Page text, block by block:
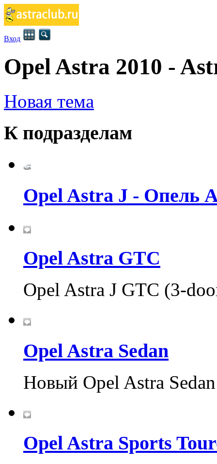
Вход
Opel Astra 2010 -
Новая тема
К подразделам
Opel Astra J - Опель
Opel Astra GTC
Opel Astra J GTC (3-
Opel Astra Sedan
Новый Opel Astra
Opel Astra Sports